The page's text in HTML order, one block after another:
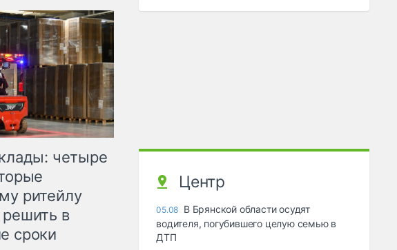
четыре
ритейлу
решить в
сроки
Центр
05.08 В Брянской области осудят
водителя, погубившего целую семью в
ДТП